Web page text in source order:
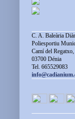
C. A. Baleària
Poliesportiu
Camí del
03700 Dénia
Tel. 665529083